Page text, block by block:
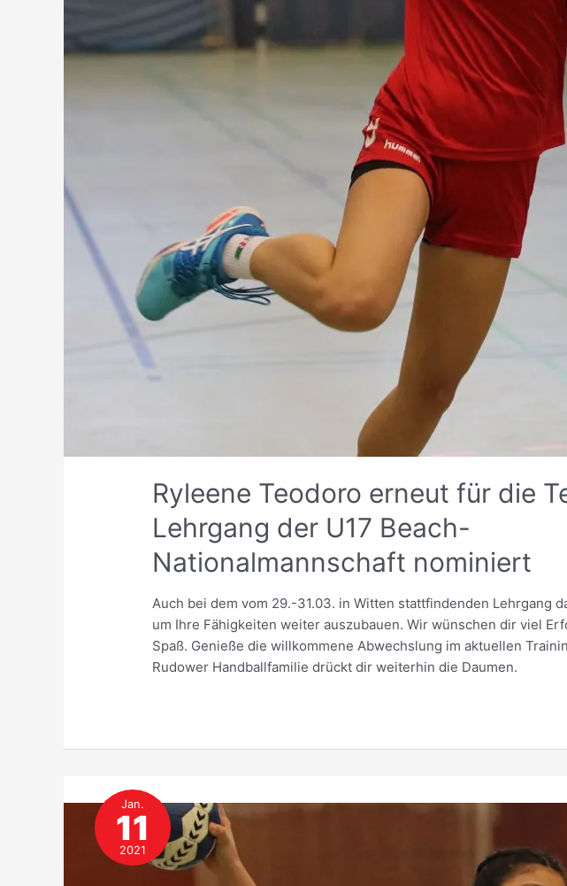
Ryleene Teodoro erneut für die
Lehrgang der U17 Beach-
Nationalmannschaft nominiert
Auch bei dem vom 29.-31.03. in Witten stattfindenden Lehrgang
um Ihre Fähigkeiten weiter auszubauen. Wir wünschen dir viel
Spaß. Genieße die willkommene Abwechslung im aktuellen
Rudower Handballfamilie drückt dir weiterhin die Daumen.
Jan.
11
2021